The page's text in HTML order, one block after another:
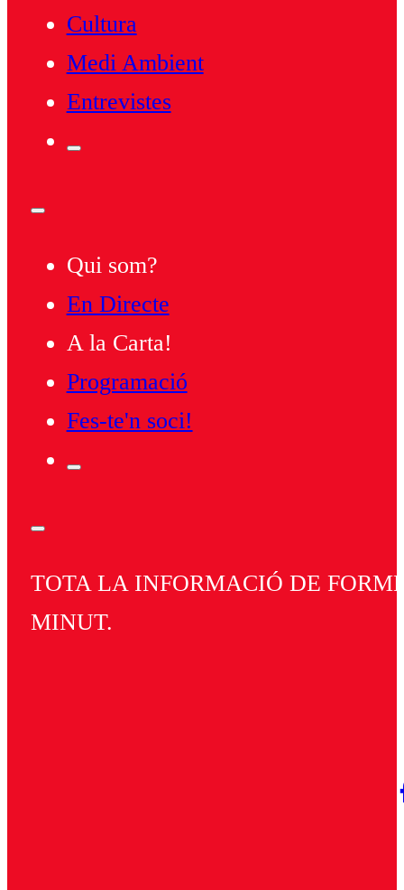
Cultura
Medi Ambient
Entrevistes
Qui som?
En Directe
A la Carta!
Programació
Fes-te'n soci!
TOTA LA INFORMACIÓ DE
MINUT.